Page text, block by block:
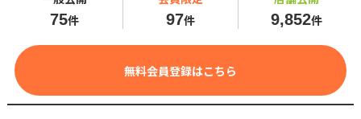
75件 97件 9,852件
無料会員登録はこちら